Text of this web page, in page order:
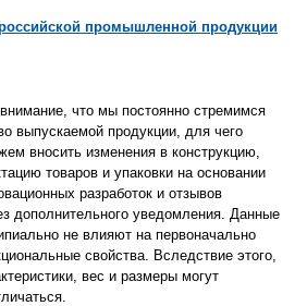
промышленной продукции
что мы постоянно стремимся
выпускаемой продукции, для чего
вносить изменения в конструкцию,
товаров и упаковки на основании
разработок и отзывов
дополнительного уведомления. Данные
не влияют на первоначально
свойства. Вследствие этого,
вес и размеры могут